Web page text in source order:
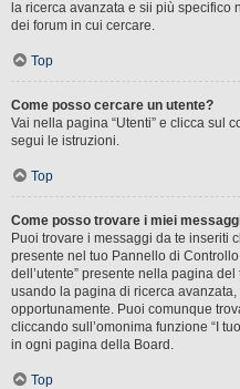
la ricerca avanzata e sii più specifico
dei forum in cui cercare.
Top
Come posso cercare un utente?
Vai nella pagina “Utenti” e clicca sul
segui le istruzioni.
Top
Come posso trovare i miei
Puoi trovare i messaggi da te inseriti
presente nel tuo Pannello di
dell’utente” presente nella pagina
usando la pagina di ricerca
opportunamente. Puoi comunque
cliccando sull’omonima funzione “I
in ogni pagina della Board.
Top